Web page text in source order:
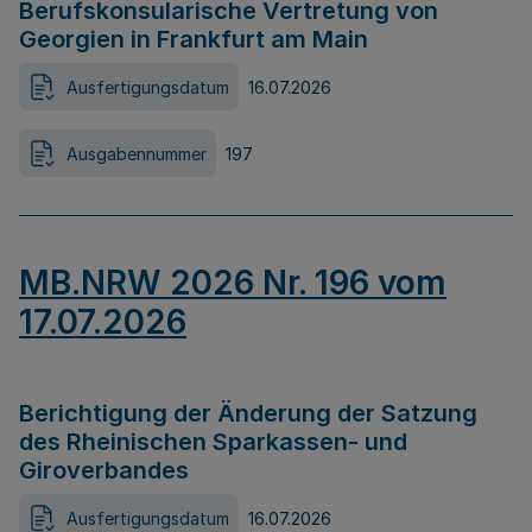
Berufskonsularische Vertretung von
Georgien in Frankfurt am Main
Ausfertigungsdatum 16.07.2026
Ausgabennummer 197
MB.NRW 2026 Nr. 196 vom
17.07.2026
Berichtigung der Änderung der Satzung
des Rheinischen Sparkassen- und
Giroverbandes
Ausfertigungsdatum 16.07.2026